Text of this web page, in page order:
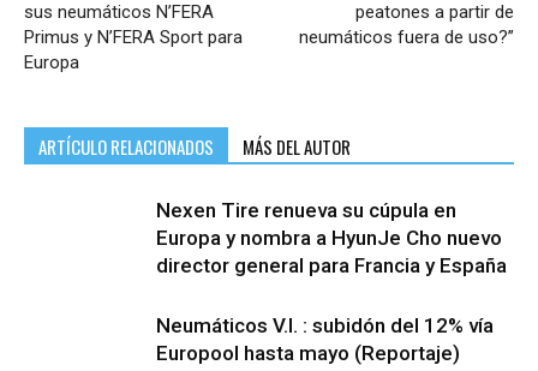
sus neumáticos N’FERA
Primus y N’FERA Sport para
Europa
peatones a partir de
neumáticos fuera de uso?”
ARTÍCULO RELACIONADOS MÁS DEL AUTOR
Nexen Tire renueva su cúpula en
Europa y nombra a HyunJe Cho nuevo
director general para Francia y España
Neumáticos V.I. : subidón del 12% vía
Europool hasta mayo (Reportaje)